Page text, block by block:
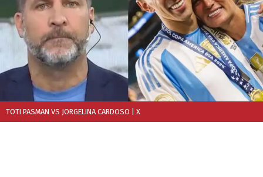
TOTI PASMAN VS JORGELINA CARDOSO | X